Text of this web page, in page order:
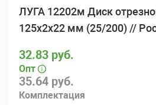
ЛУГА 12202м Диск
125х2х22 мм (25/200) //
35.64 руб.
Комплектация
32.83 руб.
Опт